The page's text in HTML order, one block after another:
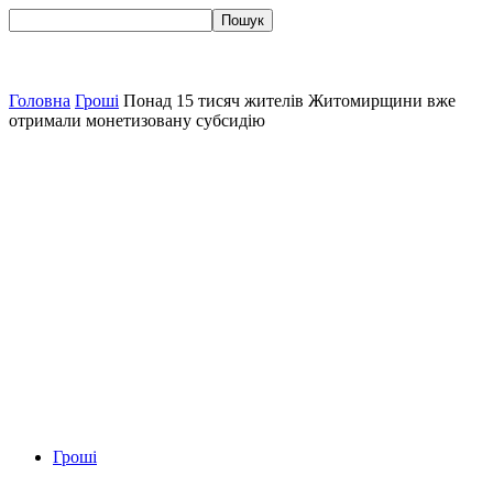
Головна Гроші Понад 15 тисяч жителів Житомирщини вже
отримали монетизовану субсидію
Гроші